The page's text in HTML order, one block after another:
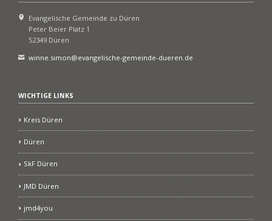
Evangelische Gemeinde zu Düren
Peter Beier Platz 1
52349 Düren
winne.simon@evangelische-gemeinde-dueren.de
WICHTIGE LINKS
Kreis Düren
Düren
SkF Düren
JMD Düren
jmd4you